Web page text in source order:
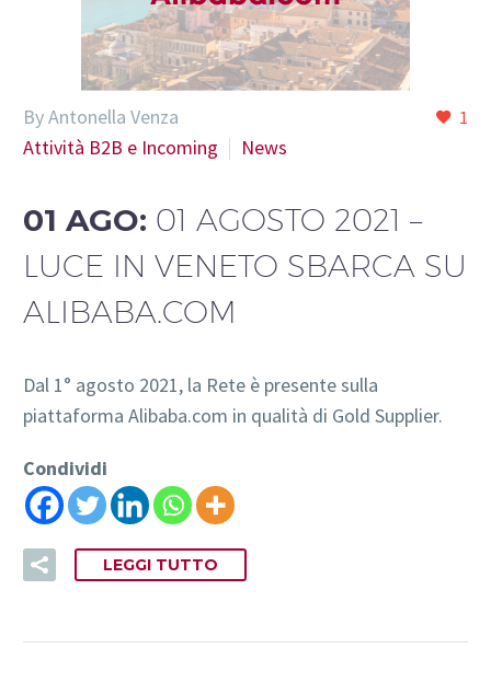
1
By Antonella Venza
Attività B2B e Incoming
News
01 AGO: 01 AGOSTO 2021 –
LUCE IN VENETO SBARCA SU
ALIBABA.COM
Dal 1° agosto 2021, la Rete è presente sulla
piattaforma Alibaba.com in qualità di Gold Supplier.
Condividi
LEGGI TUTTO